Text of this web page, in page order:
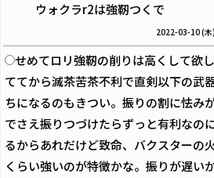
ウォクラr2は強靭つくで
2022-03-10 (
せめてロリ強靭の削りは高くして欲
ててから滅茶苦茶不利で直剣以下の武
ちになるのもきつい。振りの割に怯み
でさえ振りつづけたらずっと有利なの
るからあれだけど致命、バクスターの
くらい強いのが特徴かな。振りが遅い